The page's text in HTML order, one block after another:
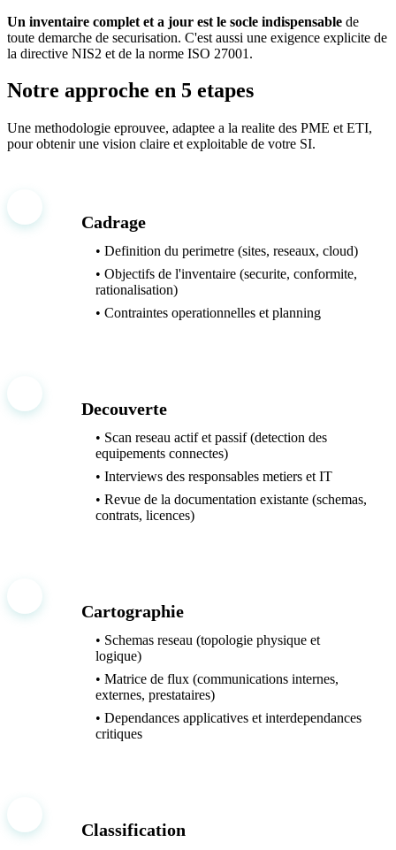
Un inventaire complet et a jour est le socle indispensable de
toute demarche de securisation. C'est aussi une exigence explicite de
la directive NIS2 et de la norme ISO 27001.
Notre approche en 5 etapes
Une methodologie eprouvee, adaptee a la realite des PME et ETI,
pour obtenir une vision claire et exploitable de votre SI.
Cadrage
• Definition du perimetre (sites, reseaux, cloud)
• Objectifs de l'inventaire (securite, conformite,
rationalisation)
• Contraintes operationnelles et planning
Decouverte
• Scan reseau actif et passif (detection des
equipements connectes)
• Interviews des responsables metiers et IT
• Revue de la documentation existante (schemas,
contrats, licences)
Cartographie
• Schemas reseau (topologie physique et
logique)
• Matrice de flux (communications internes,
externes, prestataires)
• Dependances applicatives et interdependances
critiques
Classification